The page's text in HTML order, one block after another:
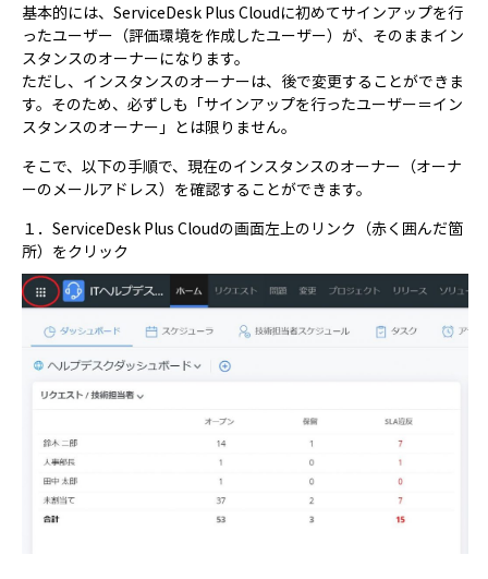
基本的には、ServiceDesk Plus Cloudに初めてサインアップを行
ったユーザー（評価環境を作成したユーザー）が、そのままイン
スタンスのオーナーになります。
ただし、インスタンスのオーナーは、後で変更することができま
す。そのため、必ずしも「サインアップを行ったユーザー＝イン
スタンスのオーナー」とは限りません。
そこで、以下の手順で、現在のインスタンスのオーナー（オーナ
ーのメールアドレス）を確認することができます。
１．ServiceDesk Plus Cloudの画面左上のリンク（赤く囲んだ箇
所）をクリック